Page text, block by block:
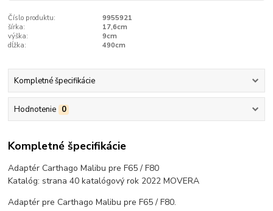
Číslo produktu:
9955921
šírka:
17,6cm
výška:
9cm
dĺžka:
490cm
Kompletné špecifikácie
Hodnotenie 0
Kompletné špecifikácie
Adaptér Carthago Malibu pre F65 / F80
Katalóg: strana 40 katalógový rok 2022 MOVERA
Adaptér pre Carthago Malibu pre F65 / F80.